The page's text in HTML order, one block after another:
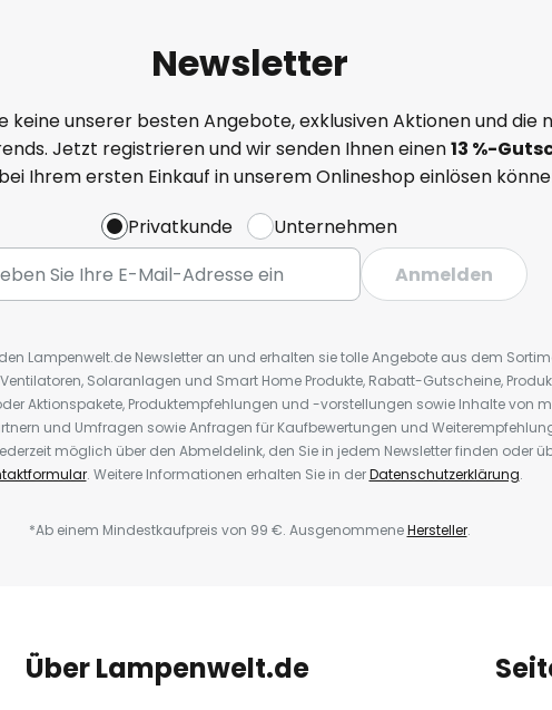
Newsletter
keine unserer besten Angebote, exklusiven Aktionen und die
Jetzt registrieren und wir senden Ihnen einen13 %-
Ihrem ersten Einkauf in unserem Onlineshop einlösen
Privatkunde
Unternehmen
Anmelden
Lampenwelt.de Newsletter an und erhalten sie tolle Angebote aus dem
Solaranlagen und Smart Home Produkte, Rabatt-Gutscheine,
Aktionspakete, Produktempfehlungen und -vorstellungen sowie Inhalte von
und Umfragen sowie Anfragen für Kaufbewertungen und
möglich über den Abmeldelink, den Sie in jedem Newsletter finden oder
. Weitere Informationen erhalten Sie in derDatenschutzerklärung.
*Ab einem Mindestkaufpreis von 99 €. AusgenommeneHersteller.
Über Lampenwelt.de